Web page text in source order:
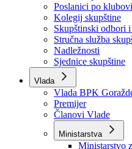
Skupština BPK
Rukovodstvo
Poslanici po
Poslanici po
Kolegij skupštine
Skupštinski odbori i
Stručna služba
Nadležnosti
Sjednice skupštine
Vlada
Vlada BPK Goražde
Premijer